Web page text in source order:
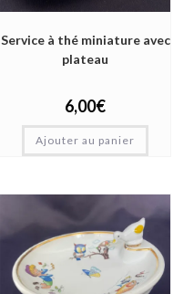
Service à thé miniature avec
plateau
6,00€
Ajouter au panier